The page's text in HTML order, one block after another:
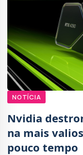
NOTÍCIA
Nvidia
na mais
pouco tempo